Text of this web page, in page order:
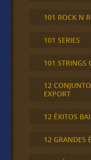
101 ROCK N
101 SERIES
101 STRINGS
12
EXPORT
12 ÉXITOS
12 GRANDES